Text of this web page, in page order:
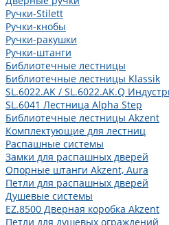
Ручки-Stilett
Ручки-кнобы
Ручки-ракушки
Ручки-штанги
Библиотечные лестницы
Библиотечные лестницы Klassik
SL.6022.AK / SL.6022.AK.Q
SL.6041 Лестница Alpha Step
Библиотечные лестницы Akzent
Комплектующие для лестниц
Распашные системы
Замки для распашных дверей
Опорные штанги Akzent, Aura
Петли для распашных дверей
Душевые системы
EZ.8500 Дверная коробка Akzent
Петли для душевых ограждений